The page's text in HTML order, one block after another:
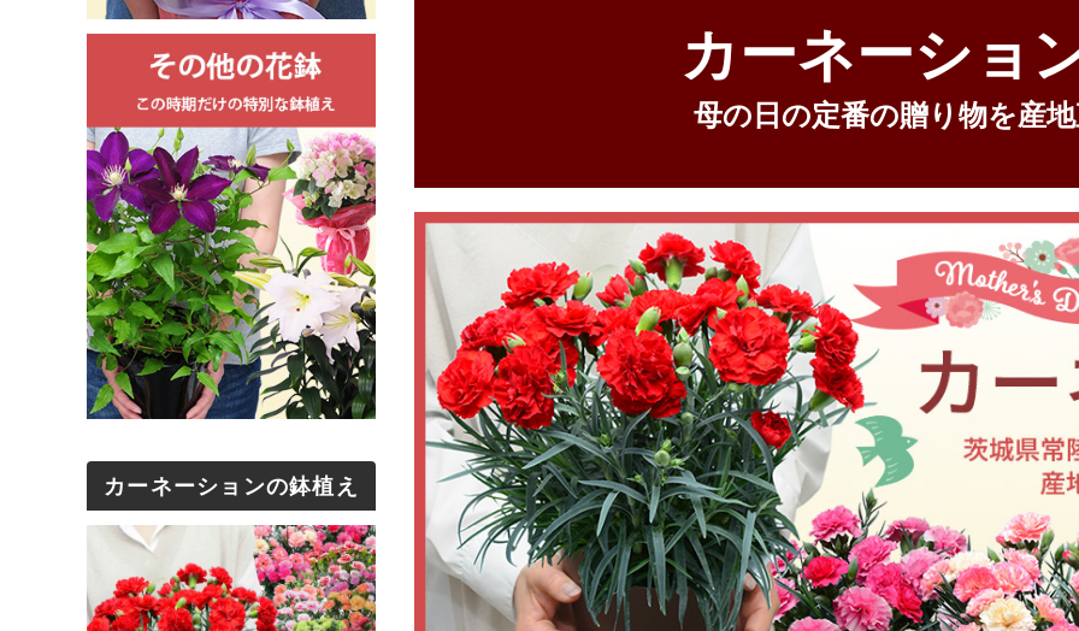
カーネーションの鉢植え
カーネーショ
母の日の定番の贈り物を産